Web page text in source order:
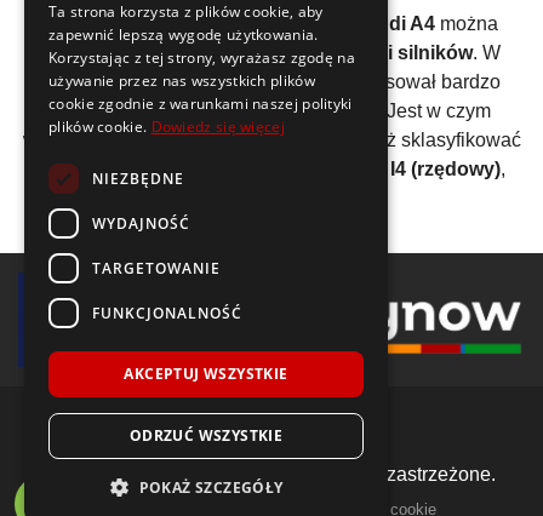
Analizując wszystkie generacje auta Audi A4 można
wyliczyć, że średnio stworzono25 wersji silników. W
przypadku tego modelu producent zastosował bardzo
szeroką gamę jednostek napędowych. Jest w czym
wybierać! Na przestrzeni lat można również sklasyfikować
modelA4wg konstrukcji silnika: 71,50% I4 (rzędowy),
© 2018-2026 Voida.pl. Wszelkie prawa zastrzeżone.
polityka plików cookie
Ta strona korzysta z plików cookie, aby
zapewnić lepszą wygodę użytkowania.
Korzystając z tej strony, wyrażasz zgodę na
używanie przez nas wszystkich plików
cookie zgodnie z warunkami naszej polityki
plików cookie. Dowiedz się więcej
NIEZBĘDNE
WYDAJNOŚĆ
TARGETOWANIE
FUNKCJONALNOŚĆ
AKCEPTUJ WSZYSTKIE
ODRZUĆ WSZYSTKIE
POKAŻ SZCZEGÓŁY